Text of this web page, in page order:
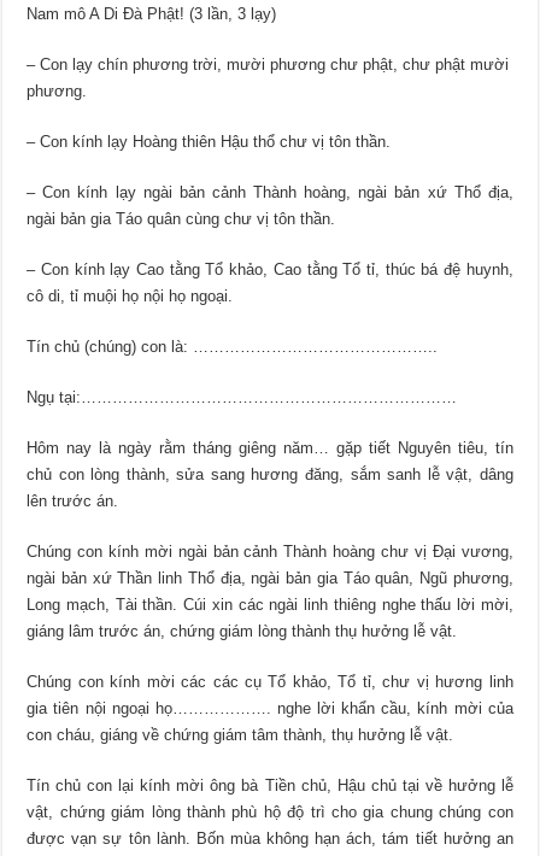
Nam mô A Di Đà Phật! (3 lần, 3 lạy)
– Con lạy chín phương trời, mười phương chư phật, chư phật mười
phương.
– Con kính lạy Hoàng thiên Hậu thổ chư vị tôn thần.
– Con kính lạy ngài bản cảnh Thành hoàng, ngài bản xứ Thổ địa,
ngài bản gia Táo quân cùng chư vị tôn thần.
– Con kính lạy Cao tằng Tổ khảo, Cao tằng Tổ tỉ, thúc bá đệ huynh,
cô di, tỉ muội họ nội họ ngoại.
Tín chủ (chúng) con là: ………………………………………..
Ngụ tại:………………………………………………………………
Hôm nay là ngày rằm tháng giêng năm… gặp tiết Nguyên tiêu, tín
chủ con lòng thành, sửa sang hương đăng, sắm sanh lễ vật, dâng
lên trước án.
Chúng con kính mời ngài bản cảnh Thành hoàng chư vị Đại vương,
ngài bản xứ Thần linh Thổ địa, ngài bản gia Táo quân, Ngũ phương,
Long mạch, Tài thần. Cúi xin các ngài linh thiêng nghe thấu lời mời,
giáng lâm trước án, chứng giám lòng thành thụ hưởng lễ vật.
Chúng con kính mời các các cụ Tổ khảo, Tổ tỉ, chư vị hương linh
gia tiên nội ngoại họ………………. nghe lời khẩn cầu, kính mời của
con cháu, giáng về chứng giám tâm thành, thụ hưởng lễ vật.
Tín chủ con lại kính mời ông bà Tiền chủ, Hậu chủ tại về hưởng lễ
vật, chứng giám lòng thành phù hộ độ trì cho gia chung chúng con
được vạn sự tôn lành. Bốn mùa không hạn ách, tám tiết hưởng an